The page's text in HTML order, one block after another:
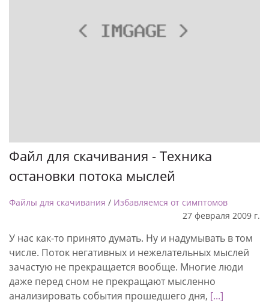
Файл для скачивания - Техника
остановки потока мыслей
Файлы для скачивания / Избавляемся от симптомов
27 февраля 2009 г.
У нас как-то принято думать. Ну и надумывать в том
числе. Поток негативных и нежелательных мыслей
зачастую не прекращается вообще. Многие люди
даже перед сном не прекращают мысленно
анализировать события прошедшего дня, [...]